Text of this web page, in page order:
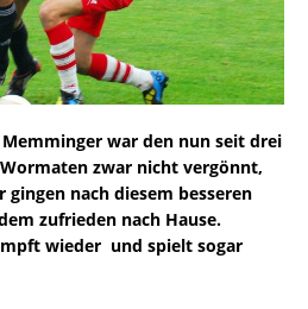
Memminger war den nun seit drei
zwar nicht vergönnt,
gingen nach diesem besseren
zufrieden nach Hause.
wieder  und spielt sogar